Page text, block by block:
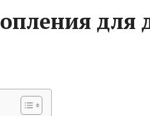
для